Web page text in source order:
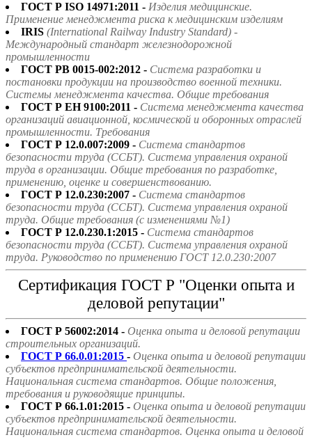
ГОСТ Р ISO 14971:2011 - Изделия медицинские.
Применение менеджмента риска к медицинским изделиям
IRIS (International Railway Industry Standard) -
Международный стандарт железнодорожной
промышленности
ГОСТ РВ 0015-002:2012 - Система разработки и
постановки продукции на производство военной техники.
Системы менеджмента качества. Общие требования
ГОСТ Р ЕН 9100:2011 - Система менеджмента качества
организаций авиационной, космической и оборонных отраслей
промышленности. Требования
ГОСТ Р 12.0.007:2009 - Система стандартов
безопасности труда (ССБТ). Система управления охраной
труда в организации. Общие требования по разработке,
применению, оценке и совершенствованию.
ГОСТ Р 12.0.230:2007 - Система стандартов
безопасности труда (ССБТ). Система управления охраной
труда. Общие требования (с изменениями №1)
ГОСТ Р 12.0.230.1:2015 - Система стандартов
безопасности труда (ССБТ). Система управления охраной
труда. Руководство по применению ГОСТ 12.0.230:2007
Сертификация ГОСТ Р "Оценки опыта и
деловой репутации"
ГОСТ Р 56002:2014 - Оценка опыта и деловой репутации
строительных организаций.
ГОСТ Р 66.0.01:2015 - Оценка опыта и деловой репутации
субъектов предпринимательской деятельности.
Национальная система стандартов. Общие положения,
требования и руководящие принципы.
ГОСТ Р 66.1.01:2015 - Оценка опыта и деловой репутации
субъектов предпринимательской деятельности.
Национальная система стандартов. Оценка опыта и деловой